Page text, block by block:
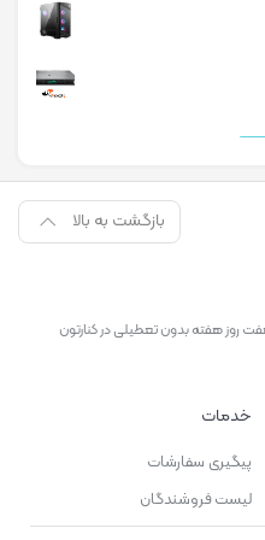
بازگشت به بالا
روز هفته بدون تعطیلی در کنارتون
خدمات
پیگیری سفارشات
لیست فروشندگان